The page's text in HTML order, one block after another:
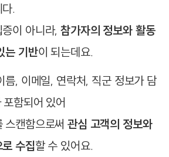
.
증이 아니라,참가자의 정보와 활동
는 기반이 되는데요.
름, 이메일, 연락처, 직군 정보가 담
포함되어 있어
스캔함으로써관심 고객의 정보와
수집할 수 있어요.